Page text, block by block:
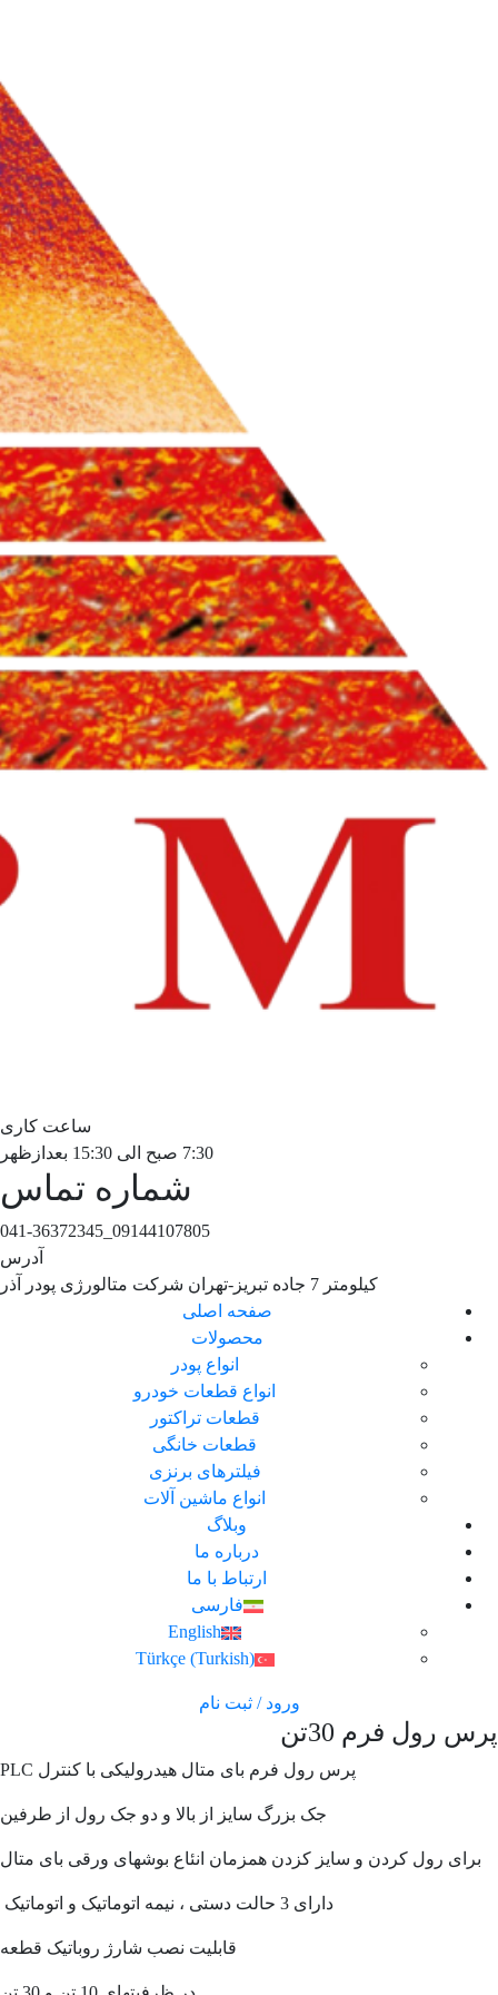
ساعت کاری
7:30 صبح الی 15:30 بعدازظهر
شماره تماس
09144107805_041-36372345
آدرس
کیلومتر 7 جاده تبریز-تهران شرکت متالورژی پودر آذر
صفحه اصلی
محصولات
انواع پودر
انواع قطعات خودرو
قطعات تراکتور
قطعات خانگی
فیلترهای برنزی
انواع ماشین آلات
وبلاگ
درباره ما
ارتباط با ما
فارسی
English
Türkçe(Turkish)
ورود / ثبت نام
پرس رول فرم 30تن
پرس رول فرم بای متال هیدرولیکی با کنترل PLC
جک بزرگ سایز از بالا و دو جک رول از طرفین
برای رول کردن و سایز کزدن همزمان انئاع بوشهای ورقی بای متال
دارای 3 حالت دستی ، نیمه اتوماتیک و اتوماتیک
قابلیت نصب شارژ روباتیک قطعه